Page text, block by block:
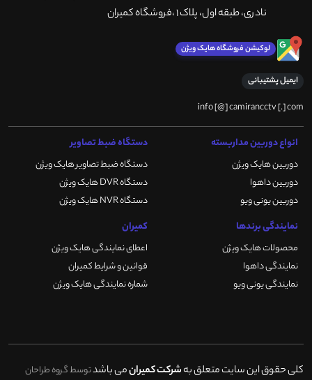
نادری، طبقه اول، پلاک 1 ،فروشگاه کمیران
لوکیشن فروشگاه هایک ویژن
ایمیل پشتیبانی
info [@] camirancctv [.] com
انواع دوربین مداربسته
دوربین هایک ویژن
دوربین داهوا
دوربین یونی ویو
دستگاه ضبط تصاویر
دستگاه ضبط تصاویر هایک ویژن
دستگاه DVR هایک ویژن
دستگاه NVR هایک ویژن
نمایندگی برندها
محصولات هایک ویژن
نمایندگی داهوا
نمایندگی یونی ویو
کمیران
اعطای نمایندگی هایک ویژن
قوانین و شرایط کمیران
شماره نمایندگی هایک ویژن
کلی حقوق این سایت متعلق بهشرکت کمیرانمی باشدتوسط گروه طراحان